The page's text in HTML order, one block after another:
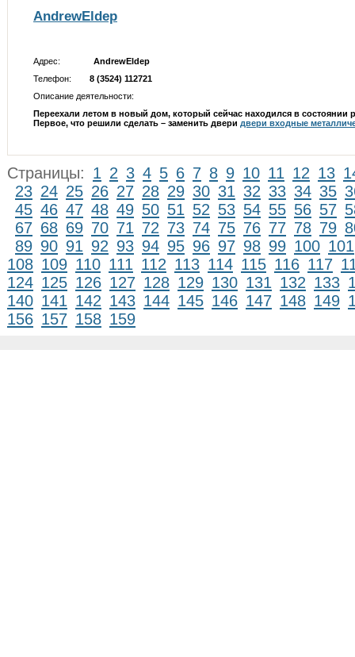
AndrewEldep
Адрес:
AndrewEldep
Телефон:
8 (3524) 112721
Описание деятельности:
Переехали летом в новый дом, который сейчас находился в состоянии
Первое, что решили сделать – заменить двери двери входные
Страницы: 1 2 3 4 5 6 7 8 9 10 11 12 13
23 24 25 26 27 28 29 30 31 32 33 34 35
45 46 47 48 49 50 51 52 53 54 55 56 57
67 68 69 70 71 72 73 74 75 76 77 78 79
89 90 91 92 93 94 95 96 97 98 99 100 101
108 109 110 111 112 113 114 115 116 117
124 125 126 127 128 129 130 131 132 133
140 141 142 143 144 145 146 147 148 149
156 157 158 159